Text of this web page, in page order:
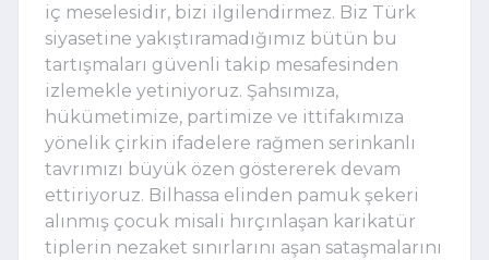
iç meselesidir, bizi ilgilendirmez. Biz Türk
siyasetine yakıştıramadığımız bütün bu
tartışmaları güvenli takip mesafesinden
izlemekle yetiniyoruz. Şahsımıza,
hükümetimize, partimize ve ittifakımıza
yönelik çirkin ifadelere rağmen serinkanlı
tavrımızı büyük özen göstererek devam
ettiriyoruz. Bilhassa elinden pamuk şekeri
alınmış çocuk misali hırçınlaşan karikatür
tiplerin nezaket sınırlarını aşan sataşmalarını